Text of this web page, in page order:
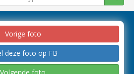
Vorige foto
deze foto op FB